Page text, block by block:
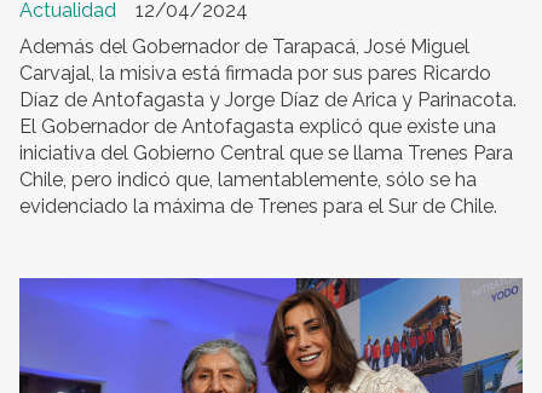
Actualidad
12/04/2024
Además del Gobernador de Tarapacá, José Miguel
Carvajal, la misiva está firmada por sus pares Ricardo
Díaz de Antofagasta y Jorge Díaz de Arica y Parinacota.
El Gobernador de Antofagasta explicó que existe una
iniciativa del Gobierno Central que se llama Trenes Para
Chile, pero indicó que, lamentablemente, sólo se ha
evidenciado la máxima de Trenes para el Sur de Chile.